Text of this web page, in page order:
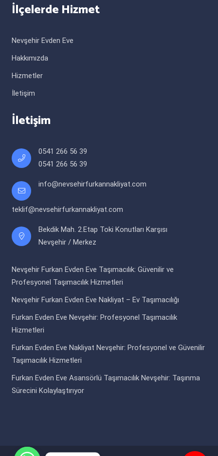
İlçelerde Hizmet
Nevşehir Evden Eve
Hakkımızda
Hizmetler
İletişim
İletişim
0541 266 56 39
0541 266 56 39
info@nevsehirfurkannakliyat.com
teklif@nevsehirfurkannakliyat.com
Bekdik Mah. 2.Etap Toki Konutları Karşısı
Nevşehir / Merkez
Nevşehir Furkan Evden Eve Taşımacılık: Güvenilir ve
Profesyonel Taşımacılık Hizmetleri
Nevşehir Furkan Evden Eve Nakliyat – Ev Taşımacılığı
Furkan Evden Eve Nevşehir: Profesyonel Taşımacılık
Hizmetleri
Furkan Evden Eve Nakliyat Nevşehir: Profesyonel ve Güvenilir
Taşımacılık Hizmetleri
Furkan Evden Eve Asansörlü Taşımacılık Nevşehir: Taşınma
Sürecini Kolaylaştırıyor